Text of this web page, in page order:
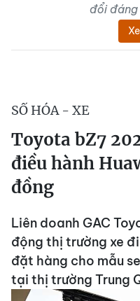
đổi đáng
SỐ HÓA - XE
Toyota bZ7
điều hành
đồng
Liên doanh GAC
động thị trường xe
đặt hàng cho mẫu
tại thị trường Trung